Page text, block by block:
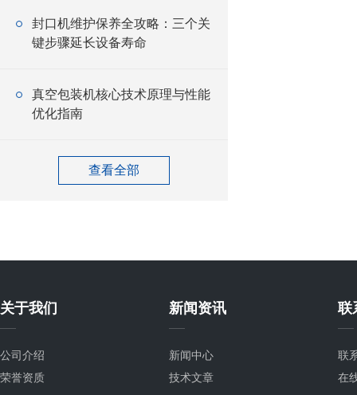
封口机维护保养全攻略：三个关
键步骤延长设备寿命
真空包装机核心技术原理与性能
优化指南
查看全部
关于我们
公司介绍
荣誉资质
新闻资讯
新闻中心
技术文章
联
联
在